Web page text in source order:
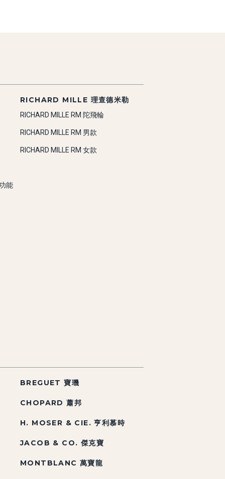
能
RICHARD MILLE 理查德米勒
RICHARD MILLE RM 陀飛輪
RICHARD MILLE RM 男款
RICHARD MILLE RM 女款
BREGUET 寶璣
CHOPARD 蕭邦
H. MOSER & CIE. 亨利慕時
JACOB & CO. 傑克寶
MONTBLANC 萬寶龍